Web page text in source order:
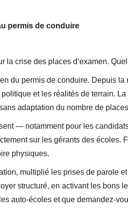
permis de conduire
la crise des places d’examen.
du permis de conduire. Depuis
et les réalités de terrain.
adaptation du nombre de
— notamment pour les
sur les gérants des écoles.
physiques.
multiplié les prises de parole
structuré, en activant les bons
auto-écoles et que demandez-